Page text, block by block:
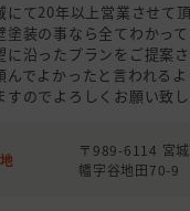
にて20年以上営業させて頂
塗装の事なら全てわかっ
に沿ったプランをご提案さ
んでよかったと言われる
すのでよろしくお願い致し
〒989-6114 宮
幡字谷地田70-9